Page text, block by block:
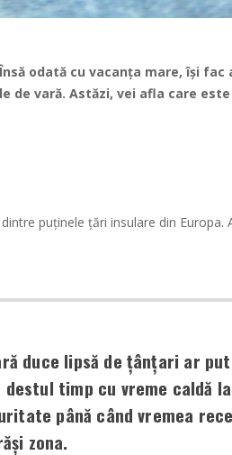
odată cu vacanța mare, își fac
de vară. Astăzi, vei afla care
puținele țări insulare din Europa.
duce lipsă de țânțari ar
timp cu vreme caldă la
până când vremea rece
zona.